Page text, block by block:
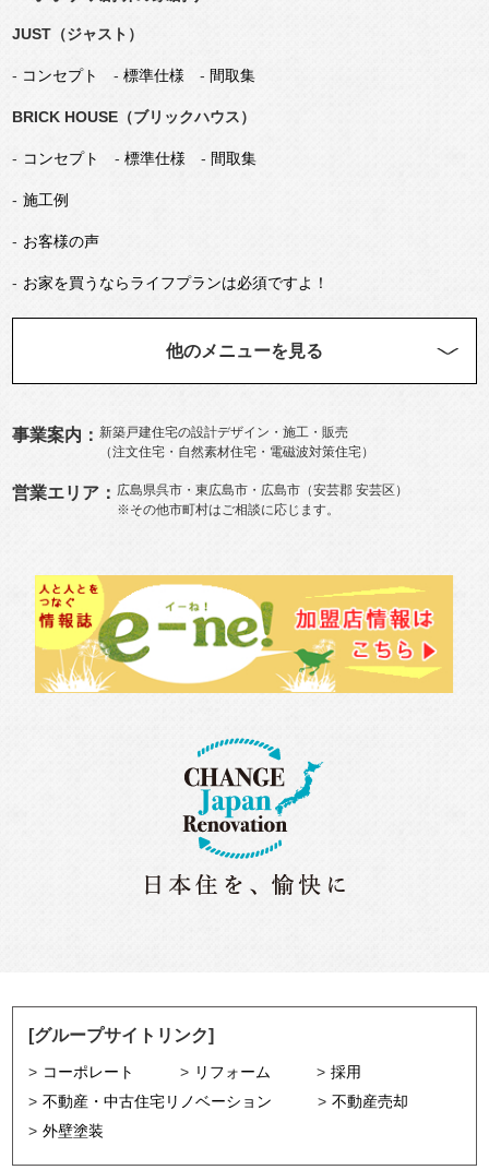
JUST（ジャスト）
- コンセプト - 標準仕様 -間取集
BRICK HOUSE（ブリックハウス）
コンセプト - 標準仕様 -間取集
施工例
お客様の声
お家を買うならライフプランは必須ですよ！
他のメニューを見る
事業案内：新築戸建住宅の設計デザイン・施工・販売
（注文住宅 ・自然素材住宅・電磁波対策住宅）
営業エリア：広島県呉市 ・東広島市 ・広島市（安芸郡 安芸区 ）
※その他市町村はご相談に応じます。
[グループサイトリンク]
コーポレート リフォーム
採用
不動産・中古住宅リノベーション
不動産売却
外壁塗装